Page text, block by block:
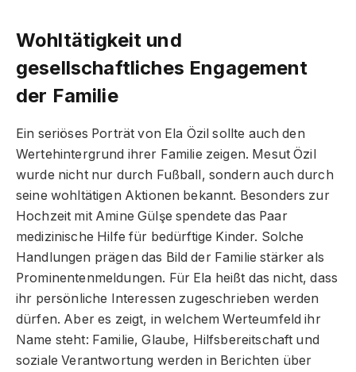
Wohltätigkeit und
gesellschaftliches Engagement
der Familie
Ein seriöses Porträt von Ela Özil sollte auch den
Wertehintergrund ihrer Familie zeigen. Mesut Özil
wurde nicht nur durch Fußball, sondern auch durch
seine wohltätigen Aktionen bekannt. Besonders zur
Hochzeit mit Amine Gülşe spendete das Paar
medizinische Hilfe für bedürftige Kinder. Solche
Handlungen prägen das Bild der Familie stärker als
Prominentenmeldungen. Für Ela heißt das nicht, dass
ihr persönliche Interessen zugeschrieben werden
dürfen. Aber es zeigt, in welchem Werteumfeld ihr
Name steht: Familie, Glaube, Hilfsbereitschaft und
soziale Verantwortung werden in Berichten über